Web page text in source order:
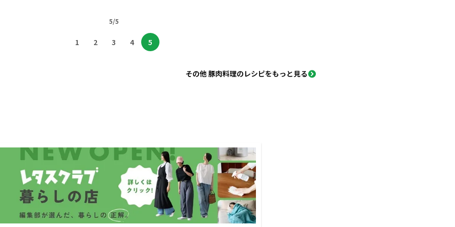
5/5
1 2 3 4 5
その他 豚肉料理のレシピをもっと見る